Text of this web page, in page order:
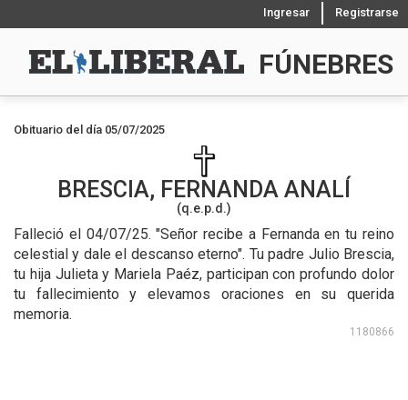
Ingresar Registrarse
FÚNEBRES
Obituario del día 05/07/2025
BRESCIA, FERNANDA ANALÍ
(q.e.p.d.)
Falleció el 04/07/25. "Señor recibe a Fernanda en tu reino
celestial y dale el descanso eterno". Tu padre Julio Brescia,
tu hija Julieta y Mariela Paéz, participan con profundo dolor
tu fallecimiento y elevamos oraciones en su querida
memoria.
1180866